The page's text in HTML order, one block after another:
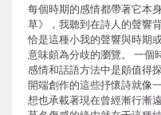
每個時期的感情都帶著它本
草》，我聽到在詩人的聲響
恰是這種小我的聲響與時期
意味頗為分歧的瀏覽。 一個
感情和話語方法中是頗值得
開端創作的這些抒懷詩就像
想也承載著現在曾經漸行漸